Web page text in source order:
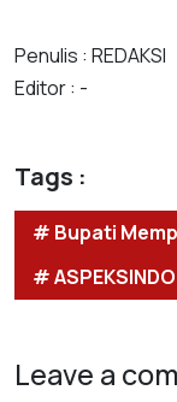
Penulis : REDAKSI
Editor : -
Tags :
# Bupati
# ASPEKSINDO
Leave a